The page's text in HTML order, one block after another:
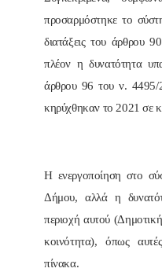
προσαρμόστηκε το
διατάξεις του άρθρου
πλέον η δυνατότητα
άρθρου 96 του ν. 4495/
κηρύχθηκαν το 2021 σε
Η ενεργοποίηση στο
Δήμου, αλλά η
περιοχή αυτού
κοινότητα), όπως
πίνακα.